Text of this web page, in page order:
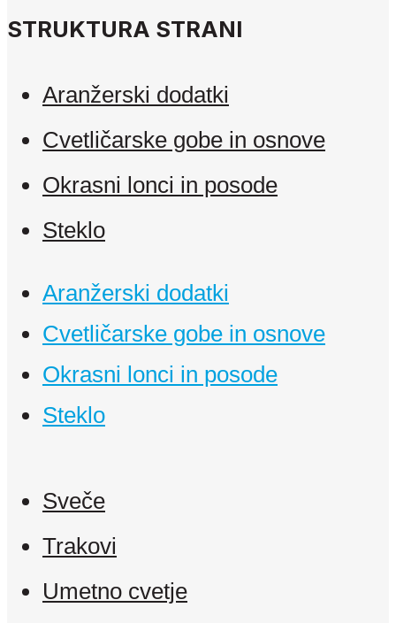
STRUKTURA STRANI
Aranžerski dodatki
Cvetličarske gobe in osnove
Okrasni lonci in posode
Steklo
Aranžerski dodatki
Cvetličarske gobe in osnove
Okrasni lonci in posode
Steklo
Sveče
Trakovi
Umetno cvetje